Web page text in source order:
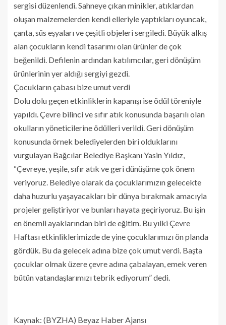
sergisi düzenlendi. Sahneye çıkan minikler, atıklardan
oluşan malzemelerden kendi elleriyle yaptıkları oyuncak,
çanta, süs eşyaları ve çeşitli objeleri sergiledi. Büyük alkış
alan çocukların kendi tasarımı olan ürünler de çok
beğenildi. Defilenin ardından katılımcılar, geri dönüşüm
ürünlerinin yer aldığı sergiyi gezdi.
Çocukların çabası bize umut verdi
Dolu dolu geçen etkinliklerin kapanışı ise ödül töreniyle
yapıldı. Çevre bilinci ve sıfır atık konusunda başarılı olan
okulların yöneticilerine ödülleri verildi. Geri dönüşüm
konusunda örnek belediyelerden biri olduklarını
vurgulayan Bağcılar Belediye Başkanı Yasin Yıldız,
“Çevreye, yeşile, sıfır atık ve geri dünüşüme çok önem
veriyoruz. Belediye olarak da çocuklarımızın gelecekte
daha huzurlu yaşayacakları bir dünya bırakmak amacıyla
projeler geliştiriyor ve bunları hayata geçiriyoruz. Bu işin
en önemli ayaklarından biri de eğitim. Bu yılki Çevre
Haftası etkinliklerimizde de yine çocuklarımızı ön planda
gördük. Bu da gelecek adına bize çok umut verdi. Başta
çocuklar olmak üzere çevre adına çabalayan, emek veren
bütün vatandaşlarımızı tebrik ediyorum” dedi.
Kaynak: (BYZHA) Beyaz Haber Ajansı